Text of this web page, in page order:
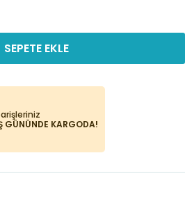
SEPETE EKLE
GÜNÜNDE KARGODA!